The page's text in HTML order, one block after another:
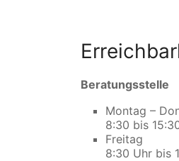
Beratungsstelle
Montag –
8:30 bis
Freitag
8:30 Uhr bis